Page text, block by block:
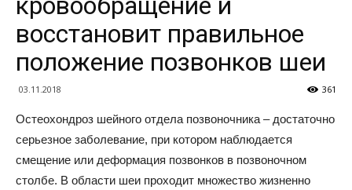
восстановит правильное
положение позвонков шеи
03.11.2018 361
Остеохондроз шейного отдела позвоночника – достаточно
серьезное заболевание, при котором наблюдается
смещение или деформация позвонков в позвоночном
столбе. В области шеи проходит множество жизненно